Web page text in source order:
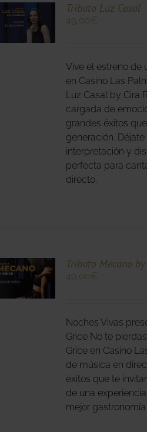
Tributo Luz Casal
49,00€
Vive el estreno de
en Casino Las
Luz Casal by Cira
cargada de
grandes éxitos
generación.
interpretación y
perfecta para
directo.
Tributo Mecano
49,00€
Noches Vivas
Grice No te
Grice en Casino
de música en
éxitos que te
de una
mejor